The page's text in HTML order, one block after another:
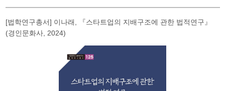
[법학연구총서] 이나래, 『스타트업의 지배구조에 관한 법적연구』
(경인문화사, 2024)